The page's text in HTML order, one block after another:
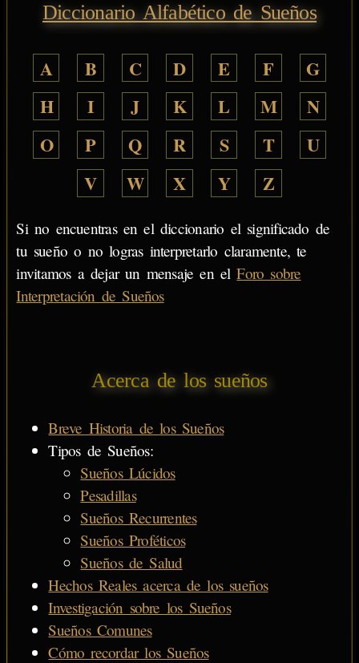
Diccionario Alfabético de Sueños
A B C D E F
G
H
I J K L M
N
O
P Q R S T
U
V
W X Y Z
Si no encuentras en el diccionario el significado de
tu sueño o no logras interpretarlo claramente, te
invitamos a dejar un mensaje en elForo sobre
Interpretación de Sueños
Acerca de los sueños
Breve Historia de los Sueños
Tipos de Sueños:
Sueños Lúcidos
Pesadillas
Sueños Recurrentes
Sueños Proféticos
Sueños de Salud
Hechos Reales acerca de los sueños
Investigación sobre los Sueños
Sueños Comunes
Cómo recordar los Sueños